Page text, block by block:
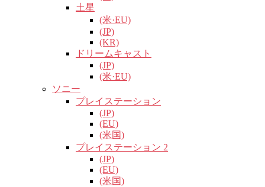
土星
(米·EU)
(JP)
(KR)
ドリームキャスト
(JP)
(米·EU)
ソニー
プレイステーション
(JP)
(EU)
(米国)
プレイステーション 2
(JP)
(EU)
(米国)